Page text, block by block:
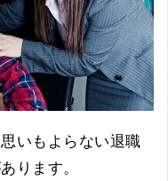
いもよらない退職
ります。